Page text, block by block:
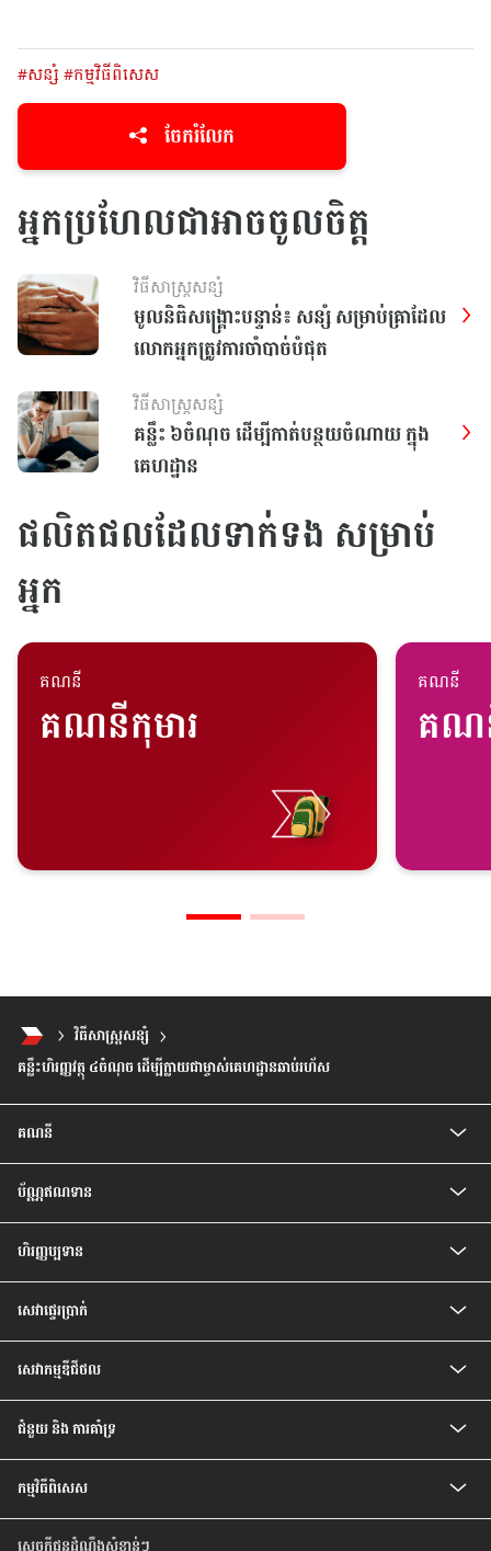
#សន្សំ#កម្មវិធីពិសេស
ចែករំលែក
អ្នកប្រហែលជាអាចចូលចិត្ត
វិធីសាស្រ្តសន្សំ
មូលនិធិសង្គ្រោះបន្ទាន់៖ សន្សំ សម្រាប់គ្រាដែល
លោកអ្នកត្រូវការចាំបាច់បំផុត
វិធីសាស្រ្តសន្សំ
គន្លឹះ ៦ចំណុច ដើម្បីកាត់បន្ថយចំណាយ ក្នុង
គេហដ្ឋាន
ផលិតផលដែលទាក់ទង សម្រាប់
អ្នក
គណនី
គណនីកុមារ
គណនី
គណ
វិធីសាស្រ្តសន្សំ
គន្លឹះហិរញ្ញវត្ថុ ៤ចំណុច ដើម្បីក្លាយជាម្ចាស់គេហដ្ឋានឆាប់រហ័ស
គណនី
គណនីកុមារ
គណនីបញ្ញើសំចៃ
គណនីសន្សំជាប្រាក់រៀល
គណនីបញ្ញើ មានកាលកំណត់
គណនីបញ្ញើ មានកាលកំណត់ ប្រាក់រៀល
គណនីបញ្ញើមានកាលកំណត់ រូបិយប័ណ្ណបរទេស
គណនីសន្សំវៃឆ្លាត
គណនីប្រាក់បៀវត្សវៃឆ្លាត
ប័ណ្ណឥណទាន
ប័ណ្ណឥណទាន CIMB Visa Gold
ប័ណ្ណឥណទាន CIMB PREFERRED VISA PLATINUM
បទប្បញ្ញត្តិ និងលក្ខខណ្ឌរបស់ម្ចាស់ប័ណ្ណ
ហិរញ្ញប្បទាន
ឥណទានគេហដ្ឋាន
ឥណទានរថយន្ត
ឥណទានបុគ្គល
ឥណទានប្រាក់បៀវត្ស
ឥណទានកែលម្អគេហដ្ឋាន
សេវា​ផ្ទេរ​ប្រាក់
សេវាផ្ទេរប្រាក់ Telegraph
សេវាកម្មឌីជីថល
សេវាធនាគារដោយខ្លួនឯង
ជំនួយ និង ការគាំទ្រ
អត្រា និង ការបង់ប្រាក់
សំណួរ ដែលសួរញឹកញាប់
ទំនាក់ទំនងយើងខ្ញុំ
មកកាន់ទីតាំងយើងខ្ញុំ
កម្មវិធីពិសេស
កម្មវិធីពិសេសថ្មីៗ